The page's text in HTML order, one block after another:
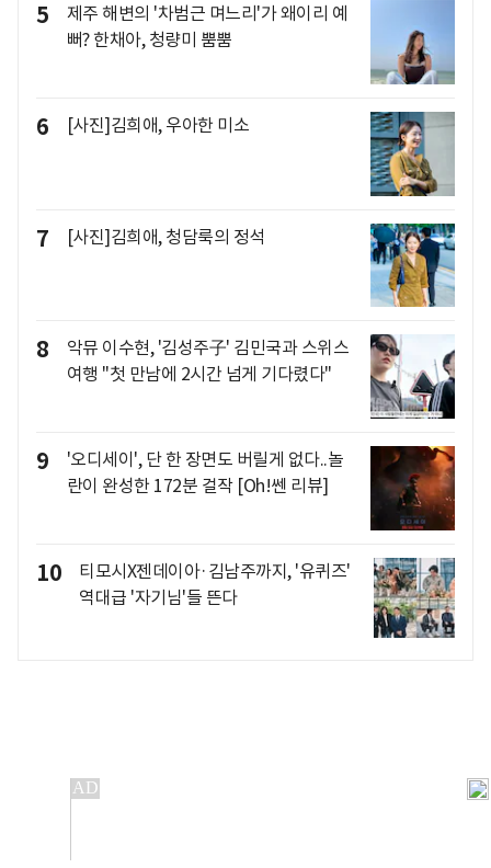
5
제주 해변의 '차범근 며느리'가 왜이리 예
뻐? 한채아, 청량미 뿜뿜
6 [사진]김희애, 우아한 미소
7 [사진]김희애, 청담룩의 정석
8
악뮤 이수현, '김성주子' 김민국과 스위스
여행 "첫 만남에 2시간 넘게 기다렸다"
9
'오디세이', 단 한 장면도 버릴게 없다..놀
란이 완성한 172분 걸작 [Oh!쎈 리뷰]
10
티모시X젠데이아·김남주까지, '유퀴즈'
역대급 '자기님'들 뜬다